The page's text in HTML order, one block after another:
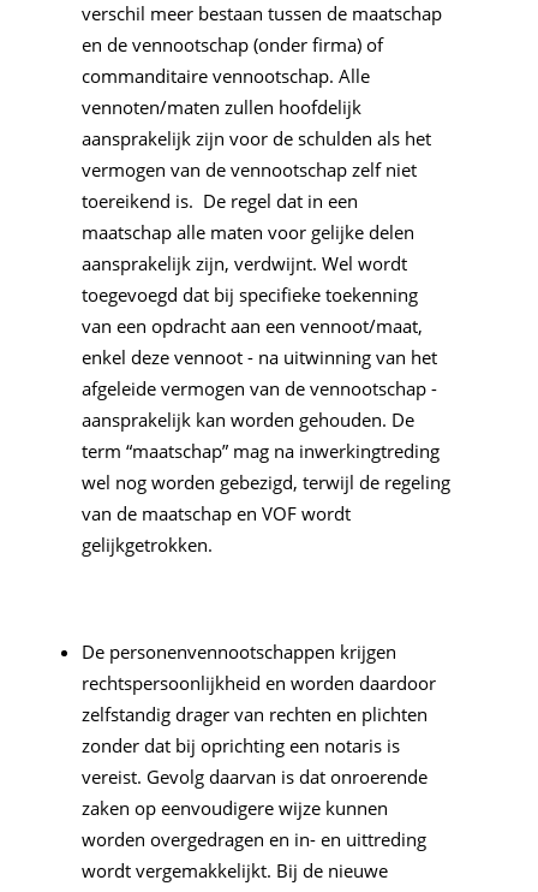
verschil meer bestaan tussen de maatschap
en de vennootschap (onder firma) of
commanditaire vennootschap. Alle
vennoten/maten zullen hoofdelijk
aansprakelijk zijn voor de schulden als het
vermogen van de vennootschap zelf niet
toereikend is. De regel dat in een
maatschap alle maten voor gelijke delen
aansprakelijk zijn, verdwijnt. Wel wordt
toegevoegd dat bij specifieke toekenning
van een opdracht aan een vennoot/maat,
enkel deze vennoot - na uitwinning van het
afgeleide vermogen van de vennootschap -
aansprakelijk kan worden gehouden. De
term “maatschap” mag na inwerkingtreding
wel nog worden gebezigd, terwijl de regeling
van de maatschap en VOF wordt
gelijkgetrokken.
De personenvennootschappen krijgen
rechtspersoonlijkheid en worden daardoor
zelfstandig drager van rechten en plichten
zonder dat bij oprichting een notaris is
vereist. Gevolg daarvan is dat onroerende
zaken op eenvoudigere wijze kunnen
worden overgedragen en in- en uittreding
wordt vergemakkelijkt. Bij de nieuwe